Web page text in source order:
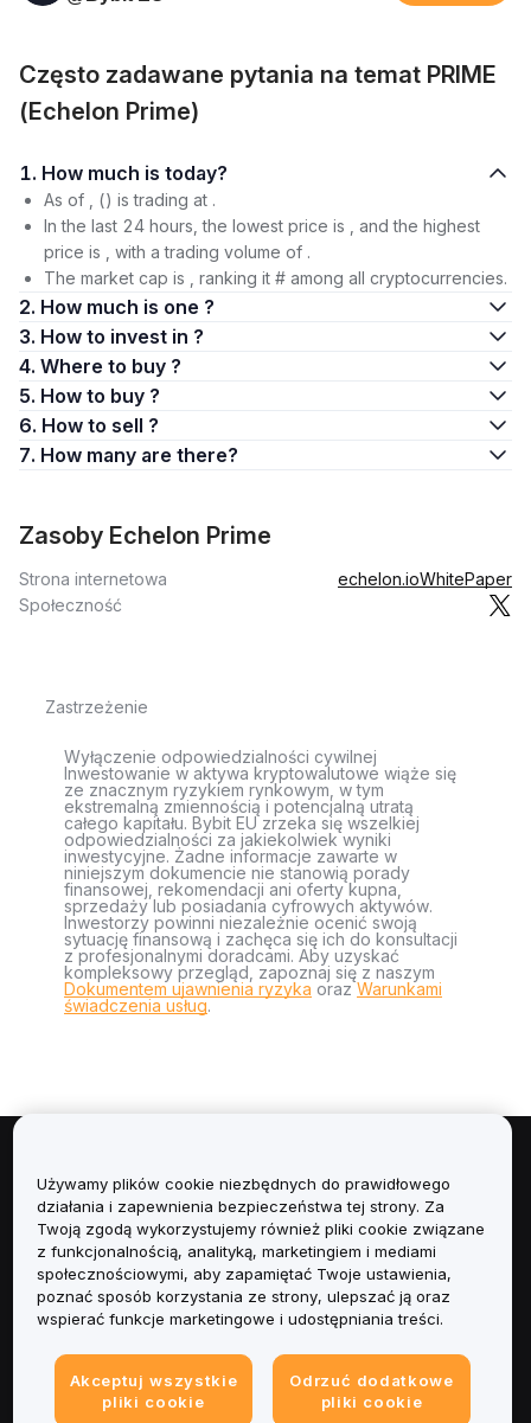
Często zadawane pytania na temat PRIME
(Echelon Prime)
1. How much is today?
As of , () is trading at .
In the last 24 hours, the lowest price is , and the highest
price is , with a trading volume of .
The market cap is , ranking it # among all cryptocurrencies.
2. How much is one ?
3. How to invest in ?
4. Where to buy ?
5. How to buy ?
6. How to sell ?
7. How many are there?
Zasoby Echelon Prime
Strona internetowa echelon.ioWhitePaper
Społeczność
Zastrzeżenie
Wyłączenie odpowiedzialności cywilnej
Inwestowanie w aktywa kryptowalutowe wiąże się
ze znacznym ryzykiem rynkowym, w tym
ekstremalną zmiennością i potencjalną utratą
całego kapitału. Bybit EU zrzeka się wszelkiej
odpowiedzialności za jakiekolwiek wyniki
inwestycyjne. Żadne informacje zawarte w
niniejszym dokumencie nie stanowią porady
finansowej, rekomendacji ani oferty kupna,
sprzedaży lub posiadania cyfrowych aktywów.
Inwestorzy powinni niezależnie ocenić swoją
sytuację finansową i zachęca się ich do konsultacji
z profesjonalnymi doradcami. Aby uzyskać
kompleksowy przegląd, zapoznaj się z naszym
Dokumentem ujawnienia ryzyka orazWarunkami
świadczenia usług.
Informacje
Usługi
Obsługa Klienta
Informacje prawne
Używamy plików cookie niezbędnych do prawidłowego
działania i zapewnienia bezpieczeństwa tej strony. Za
Twoją zgodą wykorzystujemy również pliki cookie związane
z funkcjonalnością, analityką, marketingiem i mediami
społecznościowymi, aby zapamiętać Twoje ustawienia,
poznać sposób korzystania ze strony, ulepszać ją oraz
wspierać funkcje marketingowe i udostępniania treści.
Akceptuj wszystkie
pliki cookie
Odrzuć dodatkowe
pliki cookie